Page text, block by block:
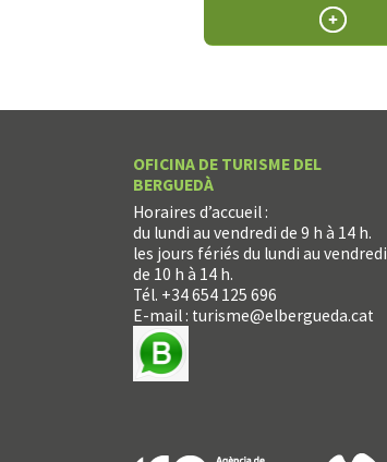
OFICINA DE TURISME DEL
BERGUEDÀ
Horaires d’accueil :
du lundi au vendredi de 9 h à 14 h.
les jours fériés du lundi au vendredi
de 10 h à 14 h.
Tél. +34 654 125 696
E-mail : turisme@elbergueda.cat